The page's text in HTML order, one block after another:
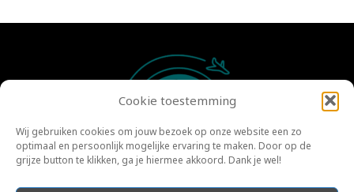
Cookie toestemming
Wij gebruiken cookies om jouw bezoek op onze website een zo
optimaal en persoonlijk mogelijke ervaring te maken. Door op de
grijze button te klikken, ga je hiermee akkoord. Dank je wel!
wombats